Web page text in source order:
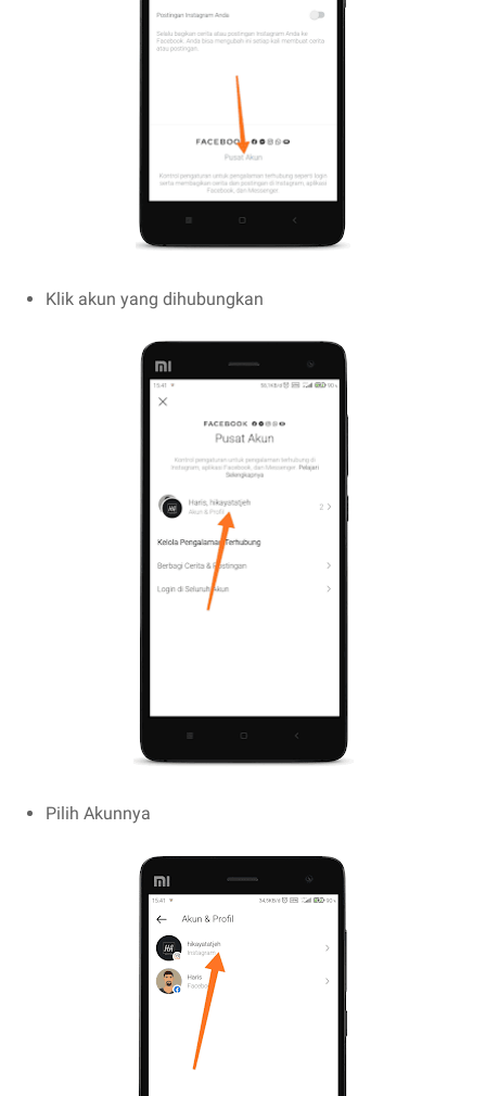
Klik akun yang dihubungkan
Pilih Akunnya